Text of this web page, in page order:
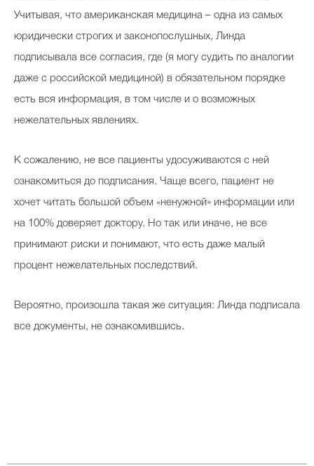
Учитывая, что американская медицина – одна из самых
юридически строгих и законопослушных, Линда
подписывала все согласия, где (я могу судить по аналогии
даже с российской медициной) в обязательном порядке
есть вся информация, в том числе и о возможных
нежелательных явлениях.
К сожалению, не все пациенты удосуживаются с ней
ознакомиться до подписания. Чаще всего, пациент не
хочет читать большой объем «ненужной» информации или
на 100% доверяет доктору. Но так или иначе, не все
принимают риски и понимают, что есть даже малый
процент нежелательных последствий.
Вероятно, произошла такая же ситуация: Линда подписала
все документы, не ознакомившись.